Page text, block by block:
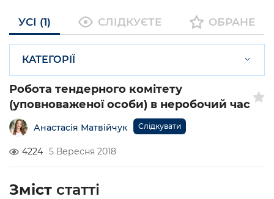
УСІ (1) СЛІДКУЄТЕ ОБРАНЕ
КАТЕГОРІЇ
Робота тендерного комітету
(уповноваженої особи) в неробочий час
Анастасія Матвійчук Слідкувати
4224 5 Вересня 2018
Зміст статті